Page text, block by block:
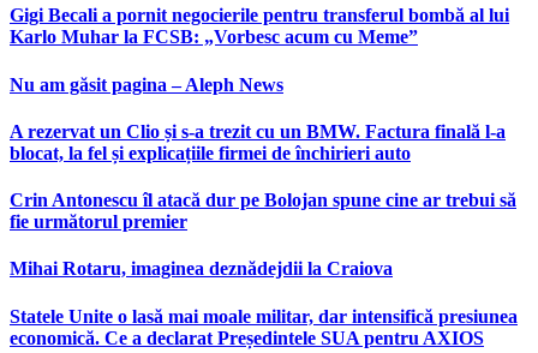
Gigi Becali a pornit negocierile pentru transferul bombă al lui
Karlo Muhar la FCSB: „Vorbesc acum cu Meme”
Nu am găsit pagina – Aleph News
A rezervat un Clio și s-a trezit cu un BMW. Factura finală l-a
blocat, la fel și explicațiile firmei de închirieri auto
Crin Antonescu îl atacă dur pe Bolojan spune cine ar trebui să
fie următorul premier
Mihai Rotaru, imaginea deznădejdii la Craiova
Statele Unite o lasă mai moale militar, dar intensifică presiunea
economică. Ce a declarat Președintele SUA pentru AXIOS